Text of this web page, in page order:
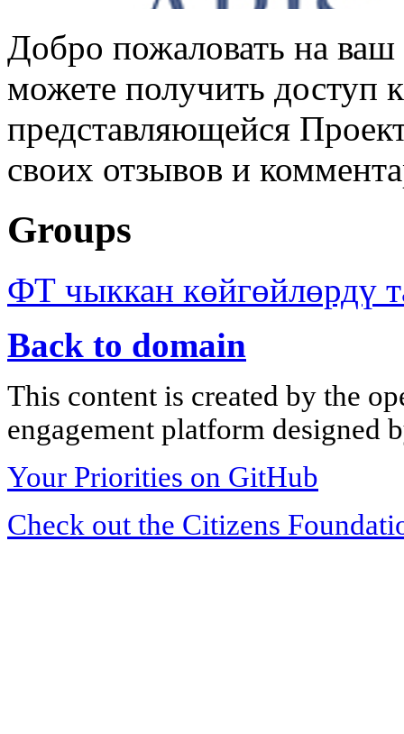
Добро пожаловать на
можете получить доступ
представляющейся
своих отзывов и
Groups
ФТ чыккан көйгөйлөрдү
Back to domain
This content is created by the
engagement platform designed
Your Priorities on GitHub
Check out the Citizens